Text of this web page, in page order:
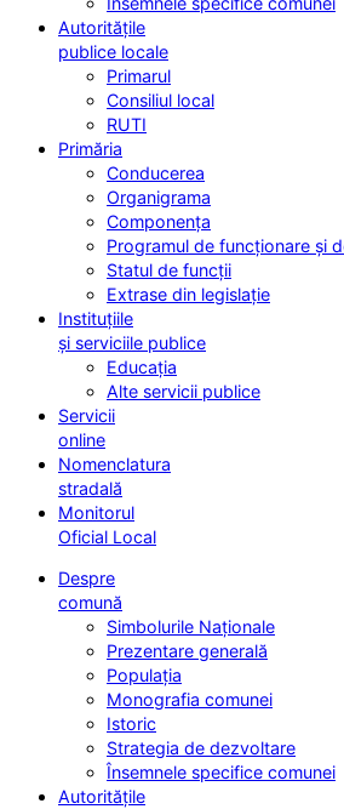
Autoritățile
publice locale
Primarul
Consiliul local
RUTI
Primăria
Conducerea
Organigrama
Componența
Programul de funcționare și
Statul de funcții
Extrase din legislație
Instituțiile
și serviciile publice
Educația
Alte servicii publice
Servicii
online
Nomenclatura
stradală
Monitorul
Oficial Local
Despre
comună
Simbolurile Naționale
Prezentare generală
Populația
Monografia comunei
Istoric
Strategia de dezvoltare
Însemnele specifice comunei
Autoritățile